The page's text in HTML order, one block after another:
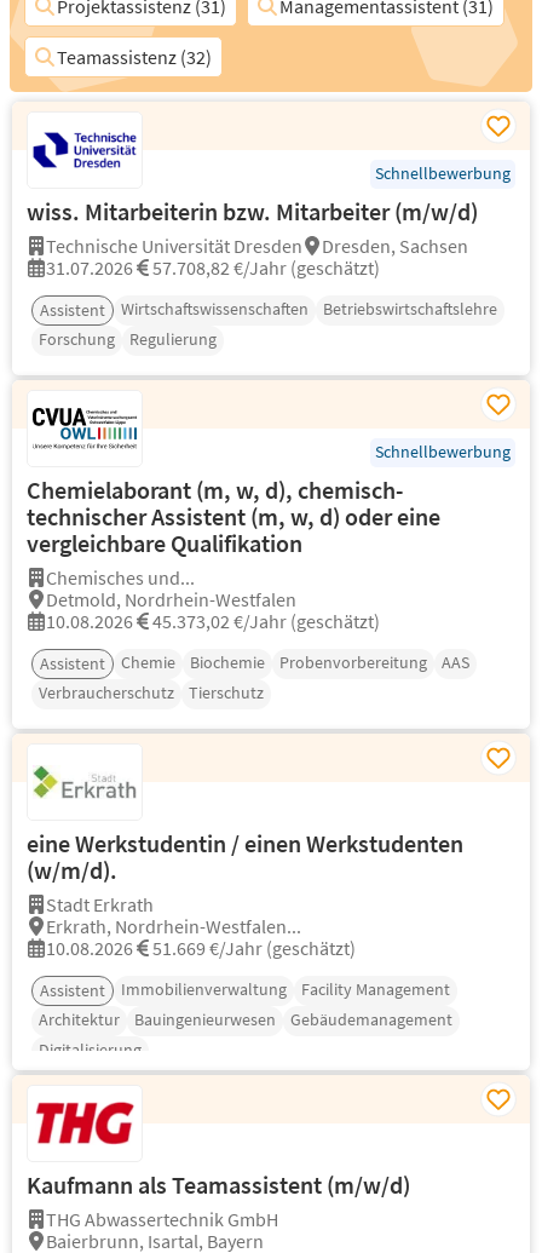
Projektassistenz (31)
Managementassistent (31)
Teamassistenz (32)
Schnellbewerbung
wiss. Mitarbeiterin bzw. Mitarbeiter (m/w/d)
Technische Universität Dresden
Dresden, Sachsen
31.07.2026
57.708,82 €/Jahr (geschätzt)
Assistent Wirtschaftswissenschaften
Betriebswirtschaftslehre
Forschung
Regulierung
Schnellbewerbung
Chemielaborant (m, w, d), chemisch-
technischer Assistent (m, w, d) oder eine
vergleichbare Qualifikation
Chemisches und...
Detmold, Nordrhein-Westfalen
10.08.2026
45.373,02 €/Jahr (geschätzt)
Assistent Chemie Biochemie Probenvorbereitung
AAS
Verbraucherschutz
Tierschutz
eine Werkstudentin / einen Werkstudenten
(w/m/d).
Stadt Erkrath
Erkrath, Nordrhein-Westfalen...
10.08.2026
51.669 €/Jahr (geschätzt)
Assistent Immobilienverwaltung
Facility Management
Architektur
Bauingenieurwesen
Gebäudemanagement
Digitalisierung
Kaufmann als Teamassistent (m/w/d)
THG Abwassertechnik GmbH
Baierbrunn, Isartal, Bayern